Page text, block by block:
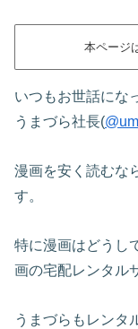
本ページ
いつもお世話にな
うまづら社長(
漫画を安く読むな
す。
特に漫画はどうし
画の宅配レンタル
うまづらもレンタ